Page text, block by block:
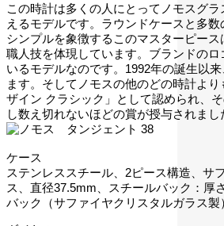
この時計は多くの人にとってノモスグ
えるモデルです。ラウンドケースと多数
シンプルを象徴するこのマスターピー
職人技を体現しています。ブランドのロ
いるモデルなのです。1992年の誕生以
ます。そしてノモスの他のどの時計よ
ザイン クラシック」として認められ、
し数え切れないほどの賞が授与されまし
ケース
ステンレススチール、2ピース構造、サ
ス、直径37.5mm、スチールバック：厚
バック（サファイヤクリスタルガラス製